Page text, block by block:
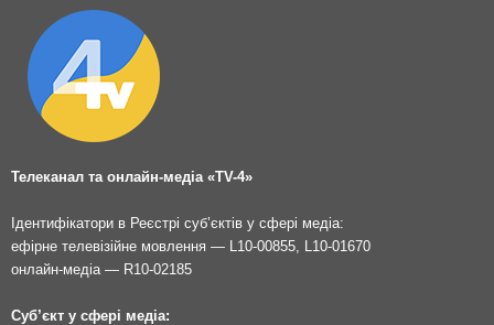
Телеканал та онлайн-медіа «TV-4»
Ідентифікатори в Реєстрі суб’єктів у сфері медіа:
ефірне телевізійне мовлення — L10-00855, L10-01670
онлайн-медіа — R10-02185
Суб’єкт у сфері медіа: